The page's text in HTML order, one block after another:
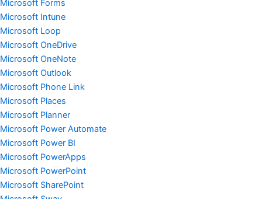
Microsoft Forms
Microsoft Intune
Microsoft Loop
Microsoft OneDrive
Microsoft OneNote
Microsoft Outlook
Microsoft Phone Link
Microsoft Places
Microsoft Planner
Microsoft Power Automate
Microsoft Power BI
Microsoft PowerApps
Microsoft PowerPoint
Microsoft SharePoint